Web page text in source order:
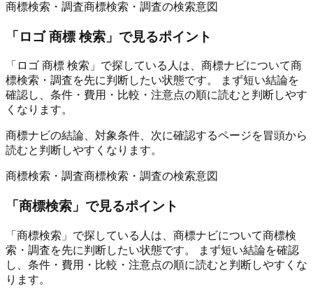
商標検索・調査商標検索・調査の検索意図
「ロゴ 商標 検索 」で見るポイント
「ロゴ 商標 検索」で探している人は、商標ナビについて商
標検索・調査を先に判断したい状態です。 まず短い結論を
確認し、条件・費用・比較・注意点の順に読むと判断しやす
くなります。
商標ナビの結論、対象条件、次に確認するページを冒頭から
読むと判断しやすくなります。
商標検索・調査商標検索・調査の検索意図
「 商標検索 」で見るポイント
「商標検索」で探している人は、商標ナビについて商標検
索・調査を先に判断したい状態です。 まず短い結論を確認
し、条件・費用・比較・注意点の順に読むと判断しやすくな
ります。